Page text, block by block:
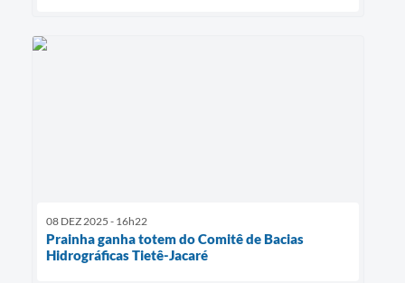
08 DEZ 2025 - 16h22
Prainha ganha totem do Comitê de Bacias
Hidrográficas Tietê-Jacaré